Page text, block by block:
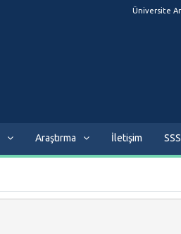
Üniversite
Araştırma İletişim SSS